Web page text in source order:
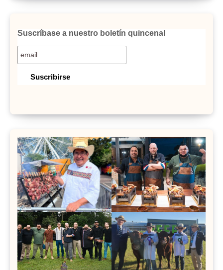
Suscríbase a nuestro boletín quincenal